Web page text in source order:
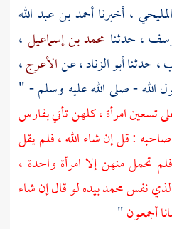
، أخبرناأحمد بن عبد الله
، حدثنا محمد بن إسماعيل ،
، حدثناأبو الزناد، عنالأعرج،
الله - صلى الله عليه وسلم - "
تسعين امرأة ، كلهن تأتي بفارس
: قل إن شاء الله ، فلم يقل
تحمل منهن إلا امرأة واحدة ،
نفس محمد بيده لو قال إن شاء
أجمعون"